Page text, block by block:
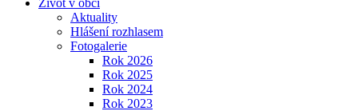
Život v obci
Aktuality
Hlášení rozhlasem
Fotogalerie
Rok 2026
Rok 2025
Rok 2024
Rok 2023